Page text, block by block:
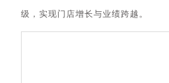
级，实现门店增长与业绩跨越。